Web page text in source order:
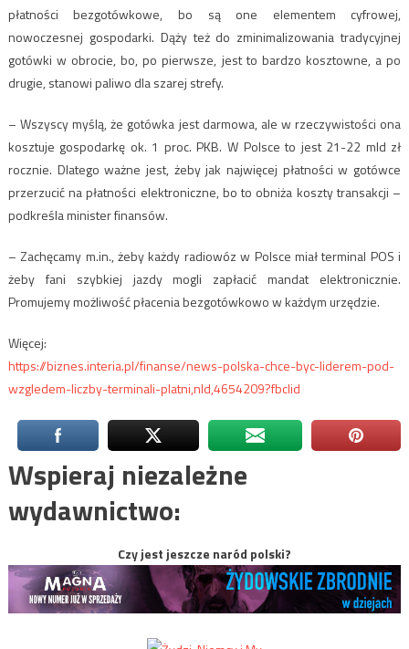
płatności bezgotówkowe, bo są one elementem cyfrowej,
nowoczesnej gospodarki. Dąży też do zminimalizowania tradycyjnej
gotówki w obrocie, bo, po pierwsze, jest to bardzo kosztowne, a po
drugie, stanowi paliwo dla szarej strefy.
– Wszyscy myślą, że gotówka jest darmowa, ale w rzeczywistości ona
kosztuje gospodarkę ok. 1 proc. PKB. W Polsce to jest 21-22 mld zł
rocznie. Dlatego ważne jest, żeby jak najwięcej płatności w gotówce
przerzucić na płatności elektroniczne, bo to obniża koszty transakcji –
podkreśla minister finansów.
– Zachęcamy m.in., żeby każdy radiowóz w Polsce miał terminal POS i
żeby fani szybkiej jazdy mogli zapłacić mandat elektronicznie.
Promujemy możliwość płacenia bezgotówkowo w każdym urzędzie.
Więcej:
https://biznes.interia.pl/finanse/news-polska-chce-byc-liderem-pod-
wzgledem-liczby-terminali-platni,nId,4654209?fbclid
Wspieraj niezależne
wydawnictwo:
Czy jest jeszcze naród polski?